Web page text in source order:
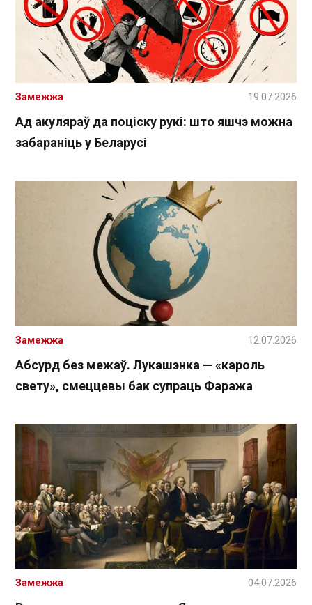
Ад акуляраў да поціску рукі: што яшчэ можна
забараніць у Беларусі
Замежжа 19.07.2026
Абсурд без межаў. Лукашэнка — «кароль
свету», смеццевы бак супраць Фаража
Замежжа 12.07.2026
Замежжа 04.07.2026